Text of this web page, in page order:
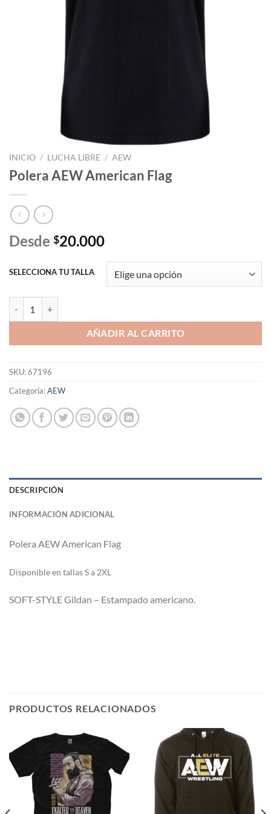
INICIO / LUCHA LIBRE / AEW
Polera AEW American Flag
Desde $20.000
SELECCIONA TU TALLA
AÑADIR AL CARRITO
SKU:67196
Categoría:AEW
DESCRIPCIÓN
INFORMACIÓN ADICIONAL
Polera AEW American Flag
Disponible en tallas S a 2XL
SOFT-STYLE Gildan – Estampado americano.
PRODUCTOS RELACIONADOS